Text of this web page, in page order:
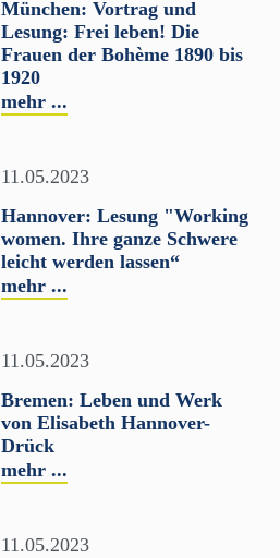
München: Vortrag und
Lesung: Frei leben! Die
Frauen der Bohème 1890 bis
1920
mehr ...
11.05.2023
Hannover: Lesung "Working
women. Ihre ganze Schwere
leicht werden lassen“
mehr ...
11.05.2023
Bremen: Leben und Werk
von Elisabeth Hannover-
Drück
mehr ...
11.05.2023